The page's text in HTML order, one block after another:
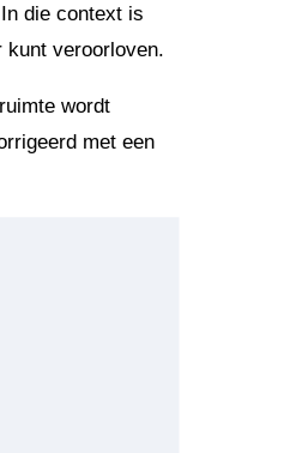
die context is
kunt veroorloven.
wordt
met een